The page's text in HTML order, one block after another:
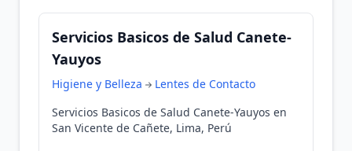
Servicios Basicos de Salud Canete-
Yauyos
Higiene y Belleza
Lentes de Contacto
Servicios Basicos de Salud Canete-Yauyos en
San Vicente de Cañete, Lima, Perú